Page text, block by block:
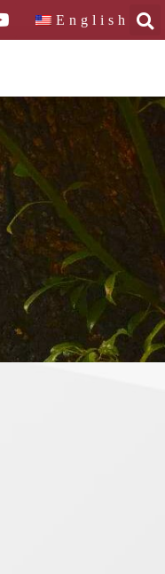
English